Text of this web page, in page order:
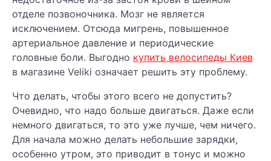
отделе позвоночника. Мозг не является
исключением. Отсюда мигрень, повышенное
артериальное давление и периодические
головные боли. Выгодно купить велосипеды Киев
в магазине Veliki означает решить эту проблему.
Что делать, чтобы этого всего не допустить?
Очевидно, что надо больше двигаться. Даже если
немного двигаться, то это уже лучше, чем ничего.
Для начала можно делать небольшие зарядки,
особенно утром, это приводит в тонус и можно